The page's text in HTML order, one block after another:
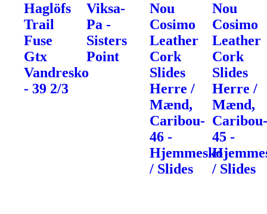
Haglöfs
Trail
Fuse
Gtx
Vandresko
- 39 2/3
Viksa-
Pa -
Sisters
Point
Nou
Cosimo
Leather
Cork
Slides
Herre /
Mænd,
Caribou-
46 -
Hjemmesko
/ Slides
Nou
Cosimo
Leather
Cork
Slides
Herre /
Mænd,
45 -
/ Slides